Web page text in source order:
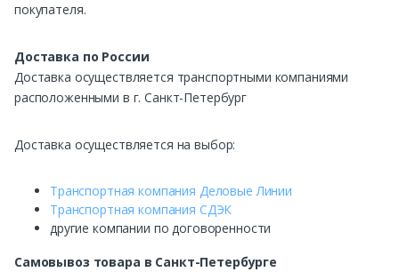
покупателя.
Доставка по России
Доставка осуществляется транспортными компаниями
расположенными в г. Санкт-Петербург
Доставка осуществляется на выбор:
Транспортная компания Деловые Линии
Транспортная компания СДЭК
другие компании по договоренности
Самовывоз товара в Санкт-Петербурге